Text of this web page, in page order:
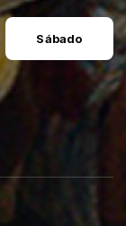
Sábado